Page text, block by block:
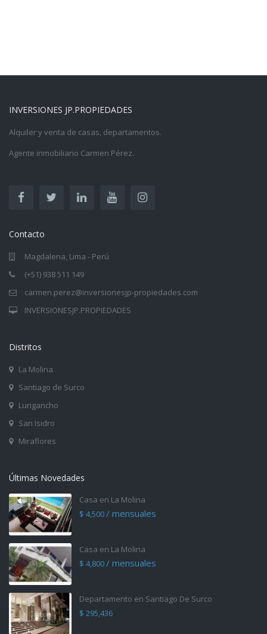
INVERSIONES JP.PROPIEDADES
Alquiler y venta de casas, departamentos.
Agente inmobiliario Carmen Pérez.
Contacto
Magdalena, Lima - Perú
(+51) 938 511 149
carmen.perez@inversionesjp-propiedades.com
INVERSIONESJP.PROPIEDADES
Distritos
La Molina
Santiago de Surco
Lurigancho
San Isidro
Miraflores
Últimas Novedades
Casa en La Molina
$ 4,500/ mensuales
Casa en La Molina
$ 4,800/ mensuales
Departamento en Santiago De Surco
$ 295,436